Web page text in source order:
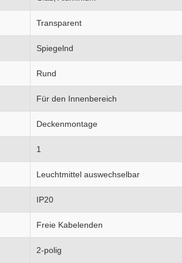
Transparent
Spiegelnd
Rund
Für den Innenbereich
Deckenmontage
1
Leuchtmittel auswechselbar
IP20
Freie Kabelenden
2-polig